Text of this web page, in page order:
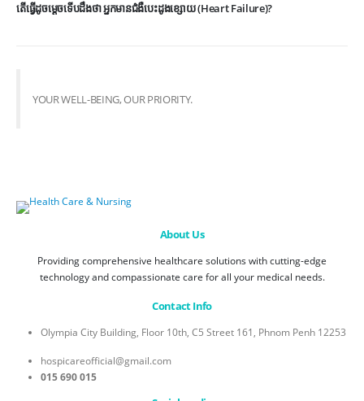
តើធ្វើដូចម្តេចទើបដឹងថា អ្នកមានជំងឺបេះដូងខ្សោយ (Heart Failure)?
YOUR WELL-BEING, OUR PRIORITY.
About Us
Providing comprehensive healthcare solutions with cutting-edge
technology and compassionate care for all your medical needs.
Contact Info
Olympia City Building, Floor 10th, C5 Street 161, Phnom Penh 12253
hospicareofficial@gmail.com
015 690 015